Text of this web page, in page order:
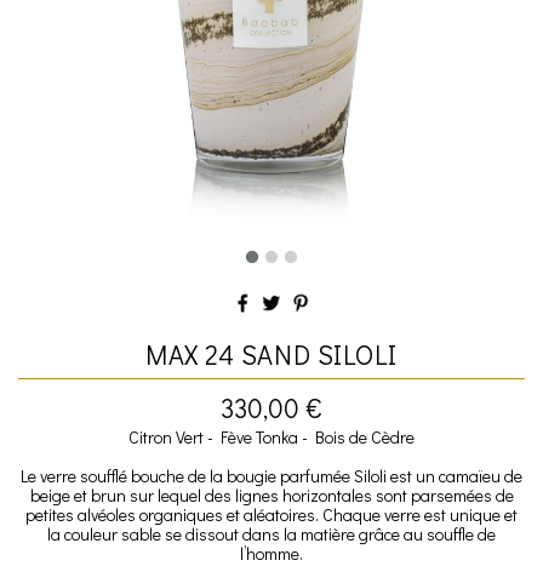
MAX 24 SAND SILOLI
330,00 €
Citron Vert - Fève Tonka - Bois de Cèdre
Le verre soufflé bouche de la bougie parfumée Siloli est un camaïeu de
beige et brun sur lequel des lignes horizontales sont parsemées de
petites alvéoles organiques et aléatoires. Chaque verre est unique et
la couleur sable se dissout dans la matière grâce au souffle de
l’homme.